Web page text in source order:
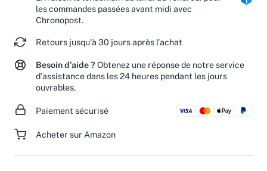
Livraison le lendemain du lundi au vendredi pour
les commandes passées avant midi avec
Retours jusqu'à 30 jours après l'achat
Besoin d'aide ?Obtenez une réponse de notre service
d'assistance dans les 24 heures pendant les jours